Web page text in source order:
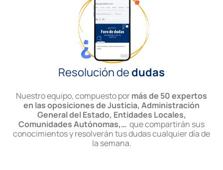
Resolución de dudas
Nuestro equipo, compuesto pormás de 50 expertos
en las oposiciones de Justicia, Administración
General del Estado, Entidades Locales,
Comunidades Autónomas,… que compartirán sus
conocimientos y resolverán tus dudas cualquier día de
la semana.